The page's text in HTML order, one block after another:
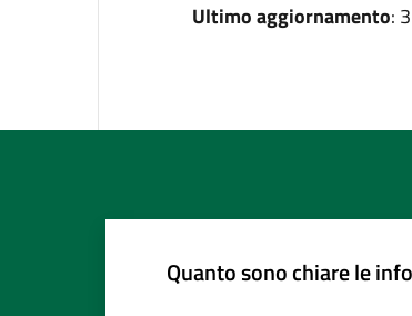
Ultimo aggiornamento:
Quanto sono chiare le